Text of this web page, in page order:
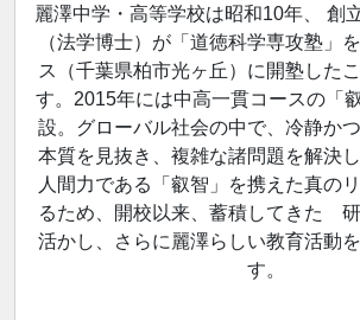
麗澤中学・高等学校は昭和10年、 創
（法学博士）が「道徳科学専攻塾」
ス（千葉県柏市光ヶ丘）に開塾した
す。2015年には中高一貫コースの「
設。グローバル社会の中で、冷静か
本質を見抜き、複雑な諸問題を解決
人間力である「叡智」を携えた真の
るため、開校以来、蓄積してきた
活かし、さらに麗澤らしい教育活動
す。